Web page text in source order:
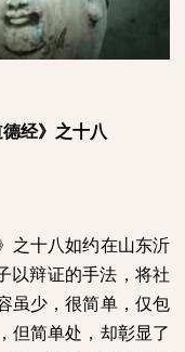
经》之十八
之十八如约在山东沂
以辩证的手法，将社
虽少，很简单，仅包
但简单处，却彰显了